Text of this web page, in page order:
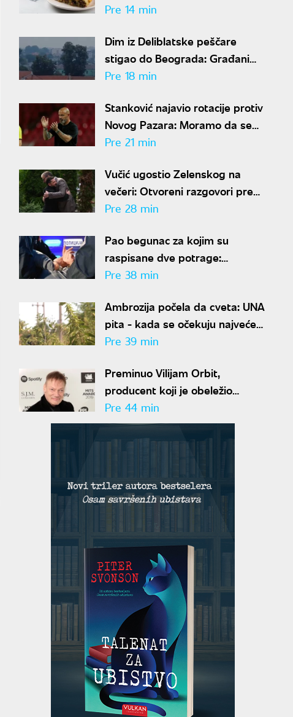
ga stavite u rernu
Pre 14 min
Dim iz Deliblatske peščare
stigao do Beograda: Građani
prijavljuju jak miris paljevine
Pre 18 min
Stanković najavio rotacije protiv
Novog Pazara: Moramo da se
spremimo za Hapoel
Pre 21 min
Vučić ugostio Zelenskog na
večeri: Otvoreni razgovori pred
zvanične sastanke
Pre 28 min
Pao begunac za kojim su
raspisane dve potrage:
Specijalci uhapsili osumnjičenog
pritvor
Pre 38 min
Ambrozija počela da cveta: UNA
pita - kada se očekuju najveće
koncentracije polena i kako da
Pre 39 min
Preminuo Vilijam Orbit,
producent koji je obeležio
karijere Madone, Blur i Britni
Spirs
Pre 44 min